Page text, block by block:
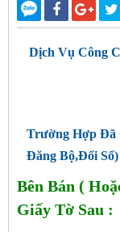
Dịch Vụ Công
Trường Hợp Đã
Đăng Bộ,Đổi Sổ)
Bên Bán (
Giấy Tờ Sau :